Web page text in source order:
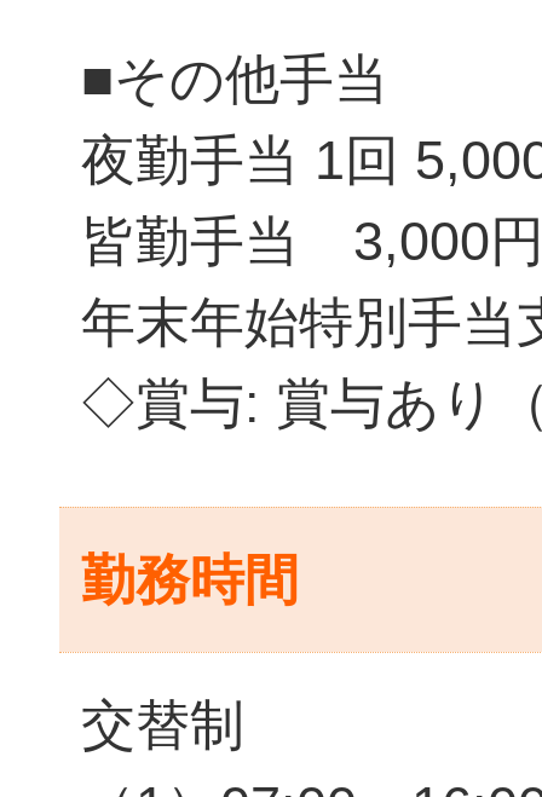
■その他手当
夜勤手当 1回
皆勤手当 3,000
年末年始特別手当
◇賞与: 賞与あり
勤務時間
交替制